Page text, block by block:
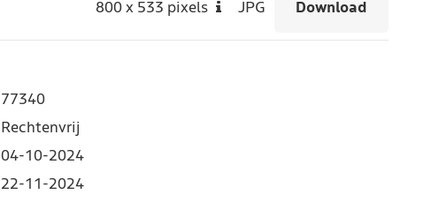
800x 533 pixels JPG Download
77340
Rechtenvrij
04-10-2024
22-11-2024